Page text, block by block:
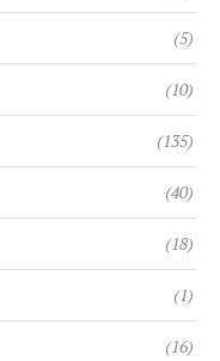
(5)
(10)
(135)
(40)
(18)
(1)
(16)